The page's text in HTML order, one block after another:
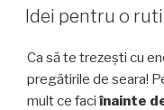
Cele
bune
PE
Idei pentru o
Ca să te trezești cu
pregătirile de seara!
mult ce faciînainte